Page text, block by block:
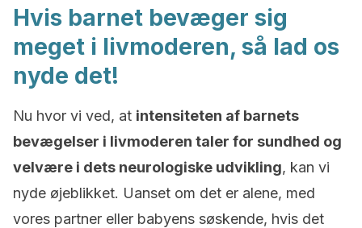
Hvis barnet bevæger sig
meget i livmoderen, så lad os
nyde det!
Nu hvor vi ved, at intensiteten af barnets
bevægelser i livmoderen taler for sundhed og
velvære i dets neurologiske udvikling, kan vi
nyde øjeblikket. Uanset om det er alene, med
vores partner eller babyens søskende, hvis det